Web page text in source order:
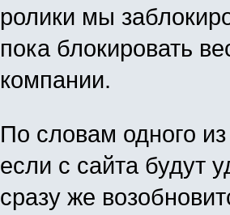
ролики мы
пока блокировать
компании.
По словам одного
если с сайта будут
сразу же